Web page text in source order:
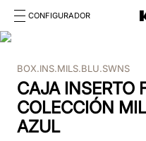
CONFIGURADOR
Cosa stai cercando?
1.kep cromo 2 0
2.kep
BOX.INS.MILS.BLU.SWNS
CAJA INSERTO
COLECCIÓN
AZUL